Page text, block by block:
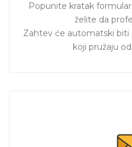
Beogradukoje mogu da
Popunite kratak
želite da
Zahtev će automatski biti
koji pružaju